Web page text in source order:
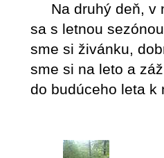
Na druhý deň, v
sa s letnou
sme si živánku,
sme si na leto a
do budúceho leta k